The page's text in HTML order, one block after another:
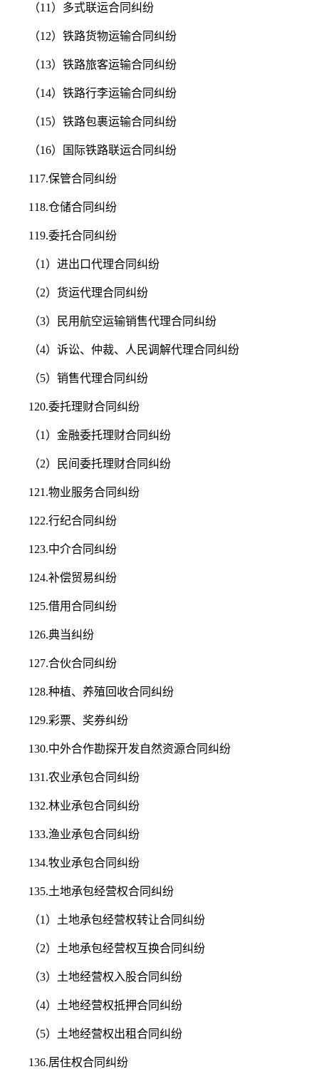
（11）多式联运合同纠纷
（12）铁路货物运输合同纠纷
（13）铁路旅客运输合同纠纷
（14）铁路行李运输合同纠纷
（15）铁路包裹运输合同纠纷
（16）国际铁路联运合同纠纷
117.保管合同纠纷
118.仓储合同纠纷
119.委托合同纠纷
（1）进出口代理合同纠纷
（2）货运代理合同纠纷
（3）民用航空运输销售代理合同纠纷
（4）诉讼、仲裁、人民调解代理合同纠纷
（5）销售代理合同纠纷
120.委托理财合同纠纷
（1）金融委托理财合同纠纷
（2）民间委托理财合同纠纷
121.物业服务合同纠纷
122.行纪合同纠纷
123.中介合同纠纷
124.补偿贸易纠纷
125.借用合同纠纷
126.典当纠纷
127.合伙合同纠纷
128.种植、养殖回收合同纠纷
129.彩票、奖券纠纷
130.中外合作勘探开发自然资源合同纠纷
131.农业承包合同纠纷
132.林业承包合同纠纷
133.渔业承包合同纠纷
134.牧业承包合同纠纷
135.土地承包经营权合同纠纷
（1）土地承包经营权转让合同纠纷
（2）土地承包经营权互换合同纠纷
（3）土地经营权入股合同纠纷
（4）土地经营权抵押合同纠纷
（5）土地经营权出租合同纠纷
136.居住权合同纠纷